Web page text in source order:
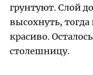
грунтуют. Слой
высохнуть,
красиво.
столешницу.